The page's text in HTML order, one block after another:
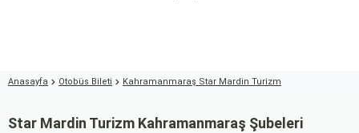
Anasayfa Otobüs Bileti Kahramanmaraş Star Mardin Turizm
Star Mardin Turizm Kahramanmaraş Şubeleri